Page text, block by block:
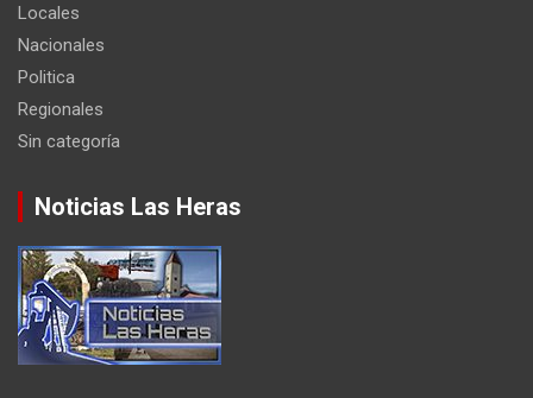
Locales
Nacionales
Politica
Regionales
Sin categoría
Noticias Las Heras